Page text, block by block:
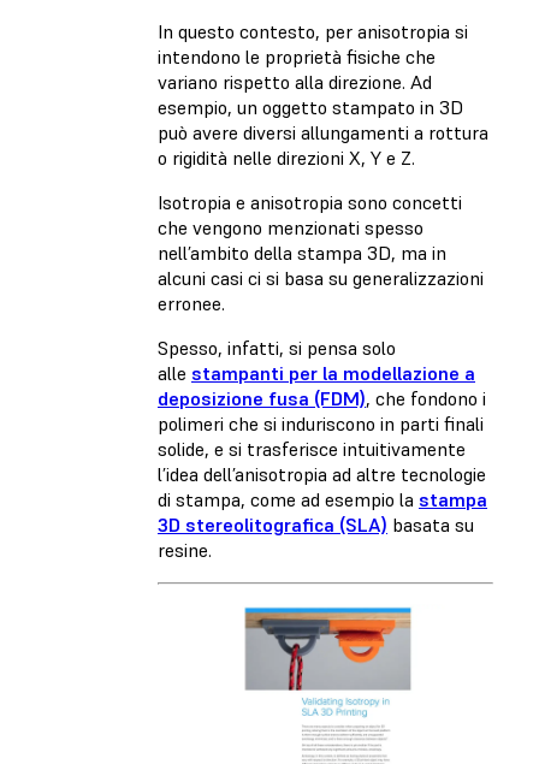
In questo contesto, per anisotropia si
intendono le proprietà fisiche che
variano rispetto alla direzione. Ad
esempio, un oggetto stampato in 3D
può avere diversi allungamenti a rottura
o rigidità nelle direzioni X, Y e Z.
Isotropia e anisotropia sono concetti
che vengono menzionati spesso
nell’ambito della stampa 3D, ma in
alcuni casi ci si basa su generalizzazioni
erronee.
Spesso, infatti, si pensa solo
alle stampanti per la modellazione a
deposizione fusa (FDM), che fondono i
polimeri che si induriscono in parti finali
solide, e si trasferisce intuitivamente
l’idea dell’anisotropia ad altre tecnologie
di stampa, come ad esempio la stampa
3D stereolitografica (SLA) basata su
resine.